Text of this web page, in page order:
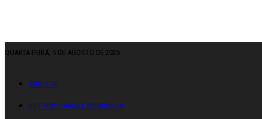
QUARTA-FEIRA, 5 DE AGOSTO DE 2026
ANO: CXII
DIRETOR: SAMUEL MENDONÇA